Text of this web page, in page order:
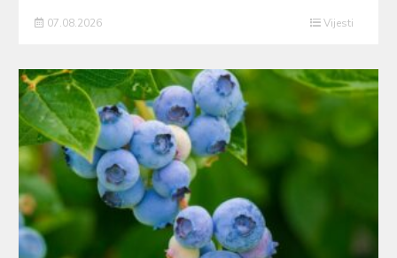
07.08.2026 Vijesti